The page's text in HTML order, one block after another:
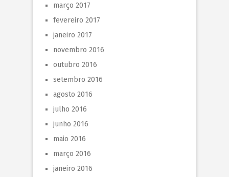
março 2017
fevereiro 2017
janeiro 2017
novembro 2016
outubro 2016
setembro 2016
agosto 2016
julho 2016
junho 2016
maio 2016
março 2016
janeiro 2016